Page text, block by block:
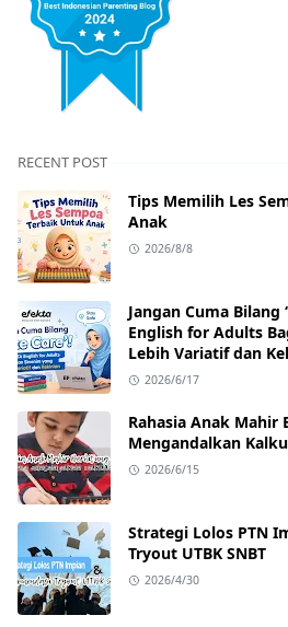
RECENT POST
Tips Memilih Les
Anak
2026/8/8
Jangan Cuma Bilang
English for Adults
Lebih Variatif dan
2026/6/17
Rahasia Anak Mahir
Mengandalkan
2026/6/15
Strategi Lolos PTN
Tryout UTBK SNBT
2026/4/30